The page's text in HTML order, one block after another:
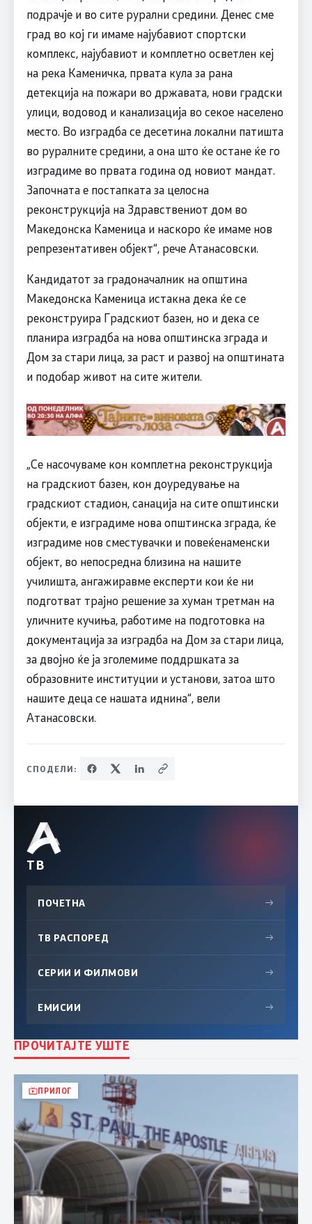
подрачје и во сите рурални средини. Денес сме
град во кој ги имаме најубавиот спортски
комплекс, најубавиот и комплетно осветлен кеј
на река Каменичка, првата кула за рана
детекција на пожари во државата, нови градски
улици, водовод и канализација во секое населено
место. Во изградба се десетина локални патишта
во руралните средини, а она што ќе остане ќе го
изградиме во првата година од новиот мандат.
Започната е постапката за целосна
реконструкција на Здравствениот дом во
Македонска Каменица и наскоро ќе имаме нов
репрезентативен објект“, рече Атанасовски.
Кандидатот за градоначалник на општина
Македонска Каменица истакна дека ќе се
реконструира Градскиот базен, но и дека се
планира изградба на нова општинска зграда и
Дом за стари лица, за раст и развој на општината
и подобар живот на сите жители.
„Се насочуваме кон комплетна реконструкција
на градскиот базен, кон доуредување на
градскиот стадион, санација на сите општински
објекти, е изградиме нова општинска зграда, ќе
изградиме нов сместувачки и повеќенаменски
објект, во непосредна близина на нашите
училишта, ангажиравме експерти кои ќе ни
подготват трајно решение за хуман третман на
уличните кучиња, работиме на подготовка на
документација за изградба на Дом за стари лица,
за двојно ќе ја зголемиме поддршката за
образовните институции и установи, затоа што
нашите деца се нашата иднина“, вели
Атанасовски.
СПОДЕЛИ:
ТВ
ПОЧЕТНА →
ТВ РАСПОРЕД →
СЕРИИ И ФИЛМОВИ →
ЕМИСИИ →
ПРОЧИТАЈТЕ УШТЕ
ПРИЛОГ